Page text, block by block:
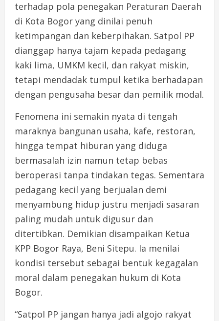
terhadap pola penegakan Peraturan Daerah
di Kota Bogor yang dinilai penuh
ketimpangan dan keberpihakan. Satpol PP
dianggap hanya tajam kepada pedagang
kaki lima, UMKM kecil, dan rakyat miskin,
tetapi mendadak tumpul ketika berhadapan
dengan pengusaha besar dan pemilik modal.
Fenomena ini semakin nyata di tengah
maraknya bangunan usaha, kafe, restoran,
hingga tempat hiburan yang diduga
bermasalah izin namun tetap bebas
beroperasi tanpa tindakan tegas. Sementara
pedagang kecil yang berjualan demi
menyambung hidup justru menjadi sasaran
paling mudah untuk digusur dan
ditertibkan. Demikian disampaikan Ketua
KPP Bogor Raya, Beni Sitepu. Ia menilai
kondisi tersebut sebagai bentuk kegagalan
moral dalam penegakan hukum di Kota
Bogor.
“Satpol PP jangan hanya jadi algojo rakyat